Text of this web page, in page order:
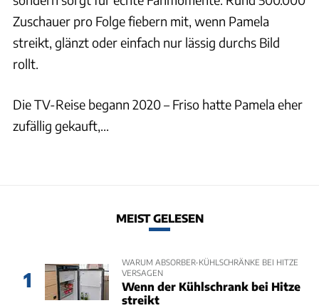
Zuschauer pro Folge fiebern mit, wenn Pamela
streikt, glänzt oder einfach nur lässig durchs Bild
rollt.
Die TV-Reise begann 2020 – Friso hatte Pamela eher
zufällig gekauft,...
MEIST GELESEN
1
WARUM ABSORBER-KÜHLSCHRÄNKE BEI HITZE
VERSAGEN
Wenn der Kühlschrank bei Hitze
streikt